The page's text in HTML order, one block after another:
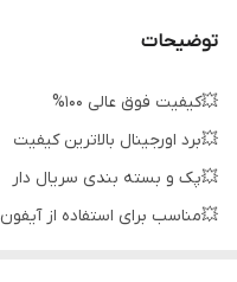
توضیحات
💥کیفیت فوق عالی 100%
💥برد اورجینال بالاترین کیفیت
💥پک و بسته بندی سریال دار
💥مناسب برای استفاده از آیفون 11 به بالا